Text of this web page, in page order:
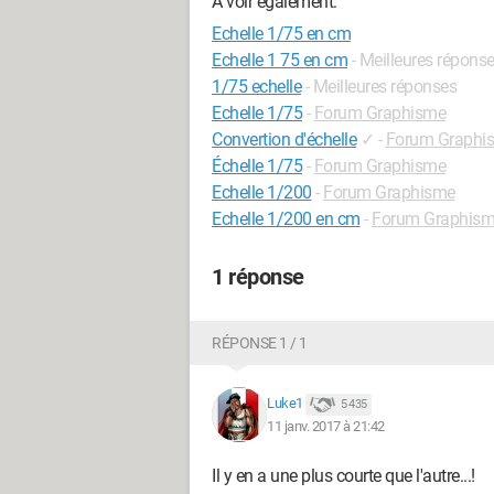
Echelle 1/75 en cm
Echelle 1 75 en cm - Meilleures
1/75 echelle - Meilleures réponses
Echelle 1/75 - Forum Graphisme
Convertion d'échelle ✓ - Forum
Échelle 1/75 - Forum Graphisme
Echelle 1/200 - Forum Graphisme
Echelle 1/200 en cm - Forum
1 réponse
RÉPONSE 1 / 1
Luke1 5 435
11 janv. 2017 à 21:42
Il y en a une plus courte que l'autre...!